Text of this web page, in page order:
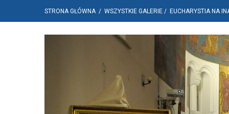
STRONA GŁÓWNA / WSZYSTKIE GALERIE / EUCHARYSTIA NA